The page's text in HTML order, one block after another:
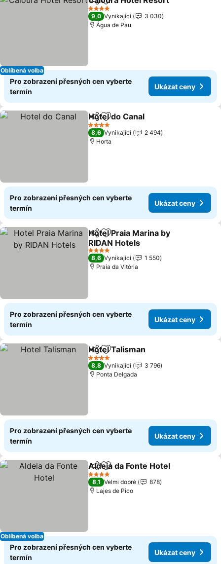
Oblíbená volba
SdíletPřidat na seznam oblíbených
4 Počet hvězdiček
9,0 Vynikající
3 030
Água de Pau
Pro zobrazení přesných cen vyberte
termín
Ukázat ceny
SdíletPřidat na seznam oblíbených
Hotel do Canal
4 Počet hvězdiček
8,6 Vynikající
2 494
Horta
Pro zobrazení přesných cen vyberte
termín
Ukázat ceny
SdíletPřidat na seznam oblíbených
Hotel Praia Marina by
RIDAN Hotels
4 Počet hvězdiček
8,6 Vynikající
1 550
Praia da Vitória
Pro zobrazení přesných cen vyberte
termín
Ukázat ceny
SdíletPřidat na seznam oblíbených
Hotel Talisman
4 Počet hvězdiček
8,8 Vynikající
3 796
Ponta Delgada
Pro zobrazení přesných cen vyberte
termín
Ukázat ceny
Oblíbená volba
SdíletPřidat na seznam oblíbených
Aldeia da Fonte Hotel
4 Počet hvězdiček
8,1 Velmi dobré
878
Lajes de Pico
Pro zobrazení přesných cen vyberte
termín
Ukázat ceny